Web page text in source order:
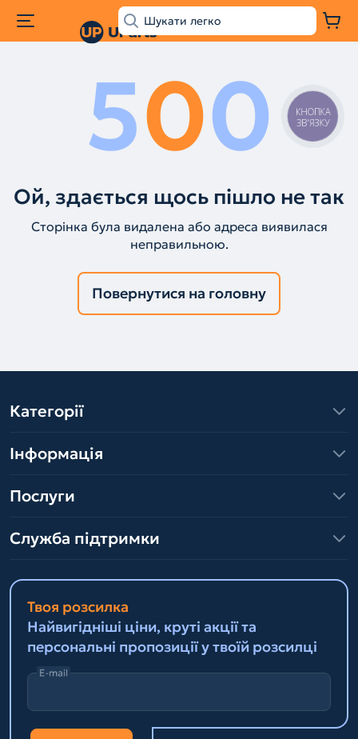
500
Ой, здається щось пішло не так
Сторінка була видалена або адреса виявилася
неправильною.
Повернутися на головну
Категорії
Інформація
Послуги
Служба підтримки
Твоя розсилка
Найвигідніші ціни, круті акції та
персональні пропозиції у твоїй розсилці
E-mail
КНОПКА
ЗВ'ЯЗКУ